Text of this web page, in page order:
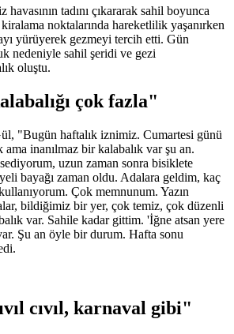
tadını çıkararak sahil boyunca
noktalarında hareketlilik yaşanırken
yürüyerek gezmeyi tercih etti. Gün
nedeniyle sahil şeridi ve gezi
oluştu.
çok fazla"
"Bugün haftalık iznimiz. Cumartesi günü
inanılmaz bir kalabalık var şu an.
uzun zaman sonra bisiklete
bayağı zaman oldu. Adalara geldim, kaç
Çok memnunum. Yazın
bildiğimiz bir yer, çok temiz, çok düzenli
var. Sahile kadar gittim. 'İğne atsan yere
Şu an öyle bir durum. Hafta sonu
cıvıl, karnaval gibi"